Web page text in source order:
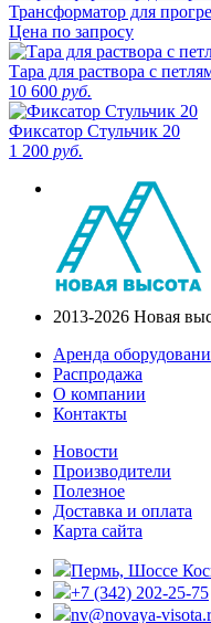
Трансформатор для
Цена по запросу
Тара для раствора с
10 600 руб.
Фиксатор Стульчик 20
1 200 руб.
2013-2026 Новая
Аренда
Распродажа
О компании
Контакты
Новости
Производители
Полезное
Доставка и оплата
Карта сайта
Пермь, Шоссе
+7 (342) 202-25-75
nv@novaya-